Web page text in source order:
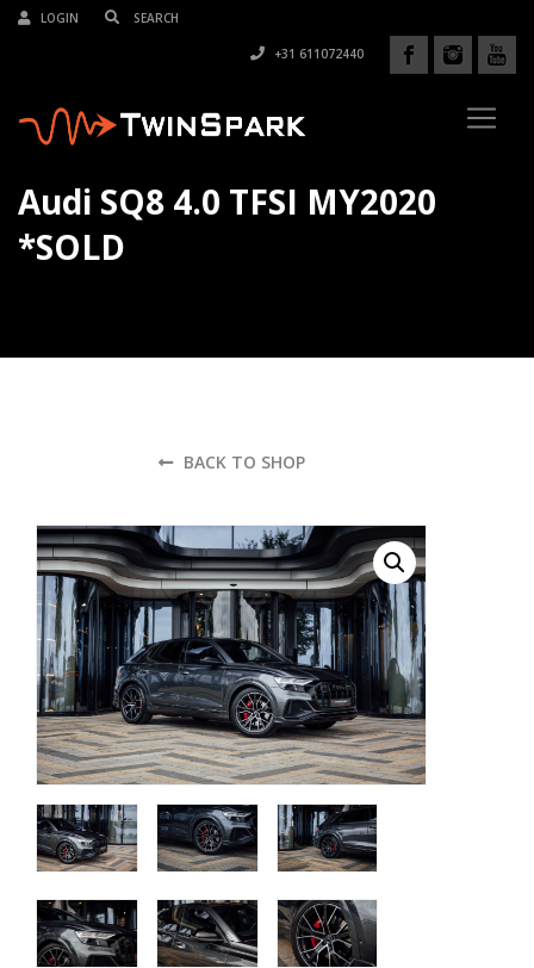
LOGIN
+31 611072440
Audi SQ8 4.0 TFSI MY2020
*SOLD
BACK TO SHOP